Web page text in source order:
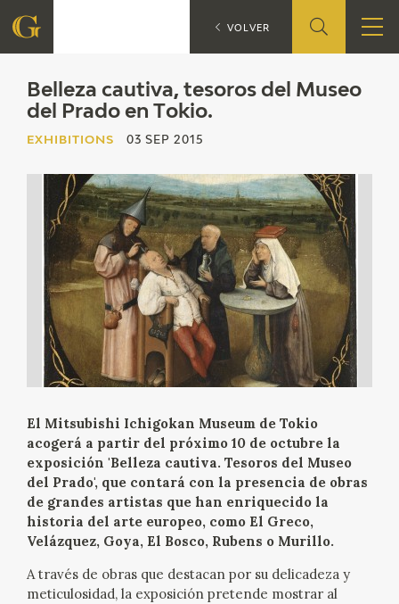
FOUNDATION
CIDG
CORPORATE ACTION
SEDE
CONTACT
ACTIVIDADES
ACTUALIDAD
Belleza cautiva, tesoros del Museo
del Prado en Tokio.
EXHIBITIONS 03 SEP 2015
El Mitsubishi Ichigokan Museum de Tokio
acogerá a partir del próximo 10 de octubre la
exposición 'Belleza cautiva. Tesoros del Museo
del Prado', que contará con la presencia de obras
de grandes artistas que han enriquecido la
historia del arte europeo, como El Greco,
Velázquez, Goya, El Bosco, Rubens o Murillo.
A través de obras que destacan por su delicadeza y
meticulosidad, la exposición pretende mostrar al
EXHIBITIONS Belleza
VOLVER